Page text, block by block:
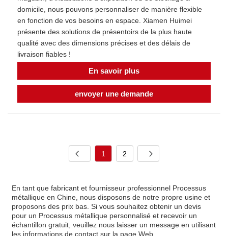
domicile, nous pouvons personnaliser de manière flexible
en fonction de vos besoins en espace. Xiamen Huimei
présente des solutions de présentoirs de la plus haute
qualité avec des dimensions précises et des délais de
livraison fiables !
En savoir plus
envoyer une demande
1 2
En tant que fabricant et fournisseur professionnel Processus
métallique en Chine, nous disposons de notre propre usine et
proposons des prix bas. Si vous souhaitez obtenir un devis
pour un Processus métallique personnalisé et recevoir un
échantillon gratuit, veuillez nous laisser un message en utilisant
les informations de contact sur la page Web.